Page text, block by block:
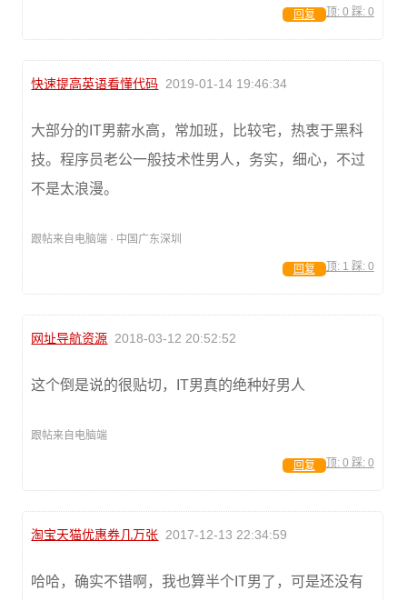
顶: 0 踩: 0
回复
快速提高英语看懂代码 2019-01-14 19:46:34
大部分的IT男薪水高，常加班，比较宅，热衷于黑科
技。程序员老公一般技术性男人，务实，细心，不过
不是太浪漫。
跟帖来自电脑端 · 中国广东深圳
顶: 1 踩: 0
回复
网址导航资源 2018-03-12 20:52:52
这个倒是说的很贴切，IT男真的绝种好男人
跟帖来自电脑端
顶: 0 踩: 0
回复
淘宝天猫优惠券几万张 2017-12-13 22:34:59
哈哈，确实不错啊，我也算半个IT男了，可是还没有